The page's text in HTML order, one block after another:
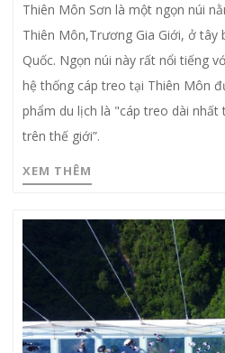
Thiên Môn Sơn là một ngọn núi
Thiên Môn,Trương Gia Giới, ở tây
Quốc. Ngọn núi này rất nổi tiếng
hệ thống cáp treo tại Thiên Môn
phẩm du lịch là "cáp treo dài
trên thế giới”.
XEM THÊM